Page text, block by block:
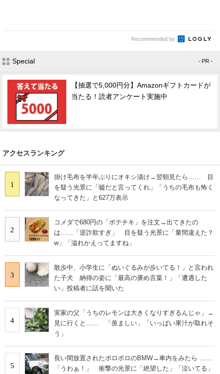
Recommended by
Special - PR -
【抽選で5,000円分】Amazonギフトカードが
当たる！読者アンケート実施中
アクセスランキング
1
掛け毛布を半年ぶりにオキシ漬け→翌朝見たら…… 目
を疑う光景に「嘘だと言ってくれ」「うちの毛布も怖く
なってきた」と627万表示
2
コメダで680円の「ポテチキ」を注文→出てきたの
は……「逆詐欺すぎ」 目を疑う光景に「量間違えた？
w」「溢れかえってますね」
3
散歩中、小学生に「ぬいぐるみが歩いてる！」と言われ
た子犬 納得の姿に「最高の褒め言葉！」「遭遇した
い」投稿者に話を聞いた
4
実家の父「うちのレモンは大きくなりすぎるんじゃ」→
見に行くと…… 「羨ましい」「いっぱい果汁が取れそ
う」
5
長い間放置されたボロボロのBMW→車内をみたら ……
「うわぁ！」 衝撃の光景に「絶望した」「泣いてる」